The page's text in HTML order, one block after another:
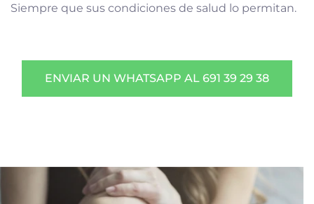
Siempre que sus condiciones de salud lo permitan.
ENVIAR UN WHATSAPP AL 691 39 29 38